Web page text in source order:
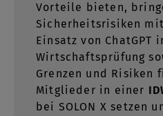
Vorteile bieten,
Sicherheitsrisiken
Einsatz von ChatGPT
Wirtschaftsprüfung
Grenzen und Risiken
Mitglieder in einer
bei SOLON X setzen